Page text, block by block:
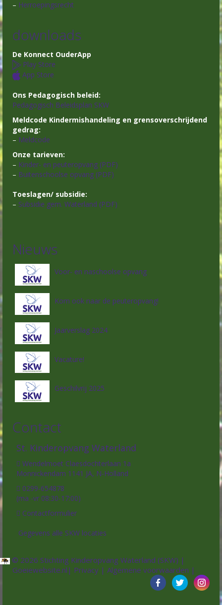
– Herroepingsrecht
downloads
De Konnect OuderApp
Play Store
App Store
Ons Pedagogisch beleid:
Pedagogisch Beleidsplan SKW
Meldcode Kindermishandeling en grensoverschrijdend
gedrag:
– Meldcode
Onze tarieven:
– Kinder- en peuteropvang (PDF)
– Buitenschoolse opvang (PDF)
Toeslagen/ subsidie:
– Subsidie gem. Waterland (PDF)
Nieuws
Voor- en naschoolse opvang
Kom ook naar de peuteropvang!
Jaarverslag 2024
Vacature!
Geschilvrij 2025
Contact
St. Kinderopvang Waterland
Wendelmoet Claesdochterlaan 1a
Monnickendam 1141 JA, N-Holland
0299-654878
(ma -vr 08:30-17:00)
Contactformulier
Gegevens alle SKW locaties
© 2026 Stichting Kinderopvang Waterland (SKW) |
Goeiewebsite.nl | Privacy | Algemene voorwaarden |